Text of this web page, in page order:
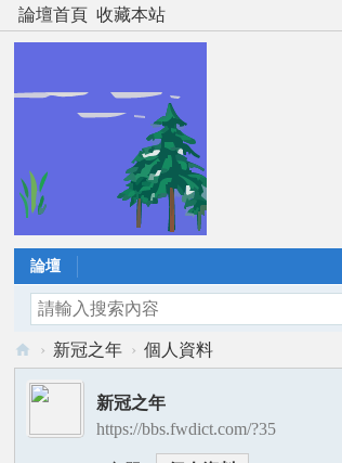
論壇首頁 收藏本站
論壇
風
道
› 新冠之年 › 個人資料
新冠之年
https://bbs.fwdict.com/?35